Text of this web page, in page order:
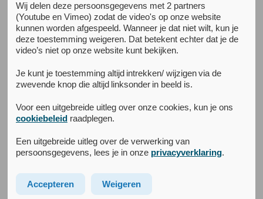
Kenniscentrum
Jaar
Auteur
Cognitive reactivity and dysfunctional attitudes in
adult depression
Don, F.J.,Driessen, E.,Peen, J., Spijker, J.,
Wij delen deze persoonsgegevens met 2 partners
(Youtube en Vimeo) zodat de video's op onze website
kunnen worden afgespeeld. Wanneer je dat niet wilt, kun je
deze toestemming weigeren. Dat betekent echter dat je de
video’s niet op onze website kunt bekijken.
Je kunt je toestemming altijd intrekken/ wijzigen via de
zwevende knop die altijd linksonder in beeld is.
Voor een uitgebreide uitleg over onze cookies, kun je ons
cookiebeleidraadplegen.
Een uitgebreide uitleg over de verwerking van
persoonsgegevens, lees je in onze privacyverklaring.
Accepteren Weigeren